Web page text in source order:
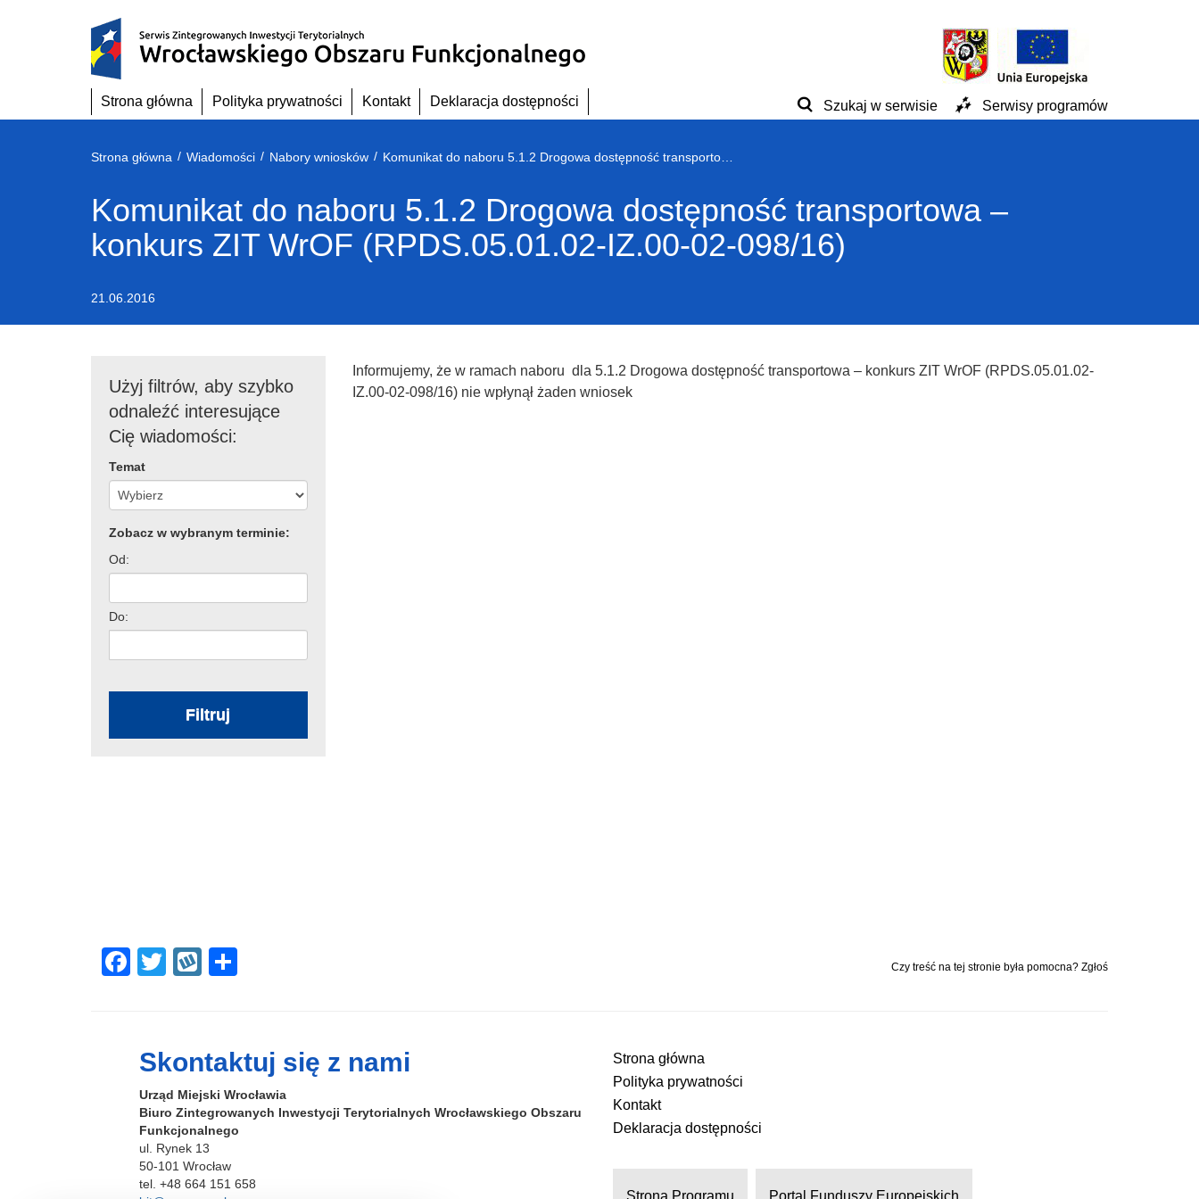
Strona główna Polityka prywatności Kontakt Deklaracja dostępności Szukaj w serwisie Serwisy programów
Strona główna / Wiadomości / Nabory wniosków /
Komunikat do naboru 5.1.2 Drogowa dostępność transportowa –
konkurs ZIT WrOF (RPDS.05.01.02-IZ.00-02-098/16)
21.06.2016
Użyj filtrów, aby szybko
odnaleźć interesujące
Cię wiadomości:
Temat
Zobacz w wybranym terminie:
Od:
Do:
Filtruj
Informujemy, że w ramach naboru dla 5.1.2 Drogowa dostępność transportowa – konkurs ZIT WrOF (RPDS.05.01.02-
IZ.00-02-098/16) nie wpłynął żaden wniosek
F
e
b
o
o
k
T
W
p
e
Czy treść na tej stronie była pomocna? Zgłoś
Skontaktuj się z nami
Urząd Miejski Wrocławia
Biuro Zintegrowanych Inwestycji Terytorialnych Wrocławskiego Obszaru
Funkcjonalnego
ul. Rynek 13
50-101 Wrocław
tel. +48 664 151 658
Strona główna
Polityka prywatności
Kontakt
Deklaracja dostępności
Strona Programu Portal Funduszy Europejskich